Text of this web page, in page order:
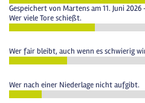
Gespeichert von Martensam 11. Juni 2026
Wer viele Tore schießt.
Wer fair bleibt, auch wenn es schwierig
Wer nach einer Niederlage nicht aufgibt.